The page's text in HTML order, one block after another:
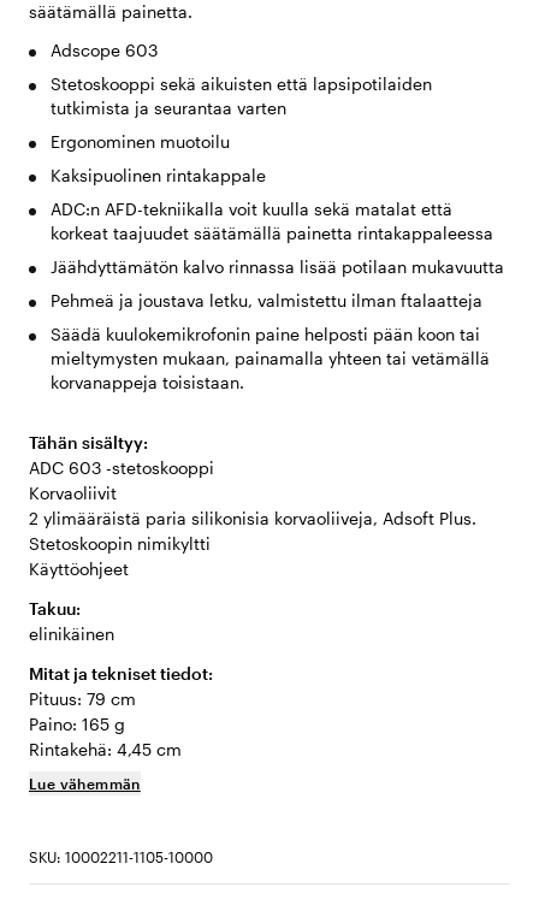
säätämällä painetta.
Adscope 603
Stetoskooppi sekä aikuisten että lapsipotilaiden
tutkimista ja seurantaa varten
Ergonominen muotoilu
Kaksipuolinen rintakappale
ADC:n AFD-tekniikalla voit kuulla sekä matalat että
korkeat taajuudet säätämällä painetta rintakappaleessa
Jäähdyttämätön kalvo rinnassa lisää potilaan mukavuutta
Pehmeä ja joustava letku, valmistettu ilman ftalaatteja
Säädä kuulokemikrofonin paine helposti pään koon tai
mieltymysten mukaan, painamalla yhteen tai vetämällä
korvanappeja toisistaan.
Tähän sisältyy:
ADC 603 -stetoskooppi
Korvaoliivit
2 ylimääräistä paria silikonisia korvaoliiveja, Adsoft Plus.
Stetoskoopin nimikyltti
Käyttöohjeet
Takuu:
elinikäinen
Mitat ja tekniset tiedot:
Pituus: 79 cm
Paino: 165 g
Rintakehä: 4,45 cm
Lue vähemmän
SKU: 10002211-1105-10000